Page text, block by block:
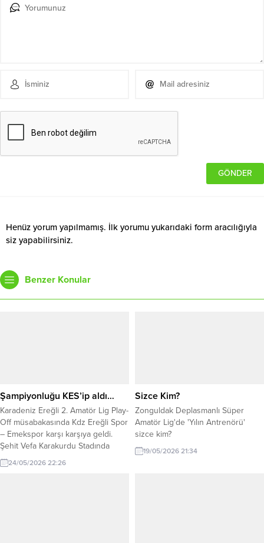
Henüz yorum yapılmamış. İlk yorumu yukarıdaki form aracılığıyla
siz yapabilirsiniz.
Benzer Konular
Şampiyonluğu KES’ip aldı…
Karadeniz Ereğli 2. Amatör Lig Play-
Off müsabakasında Kdz Ereğli Spor
– Emekspor karşı karşıya geldi.
Şehit Vefa Karakurdu Stadında
oynanan müsabaka her iki takımın
karşılıklı atakları ile devam etti.
24/05/2026 22:26
Sizce Kim?
Zonguldak Deplasmanlı Süper
Amatör Lig'de 'Yılın Antrenörü'
sizce kim?
19/05/2026 21:34